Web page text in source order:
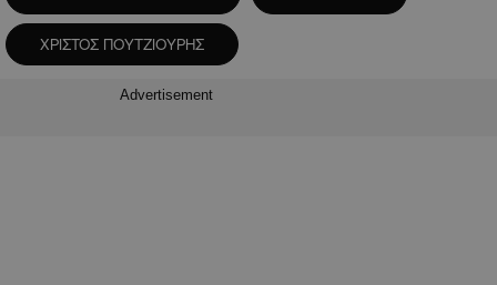
ΧΡΙΣΤΟΣ ΠΟΥΤΖΙΟΥΡΗΣ
Advertisement